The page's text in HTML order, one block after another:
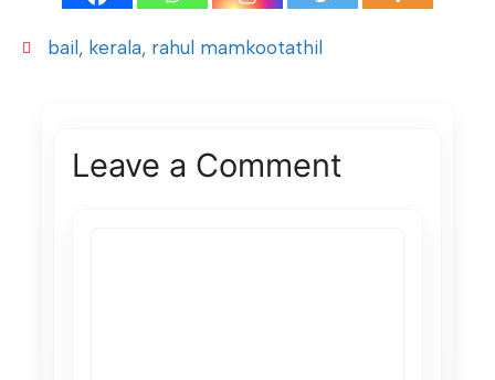
bail , kerala, rahul mamkootathil
Leave a Comment